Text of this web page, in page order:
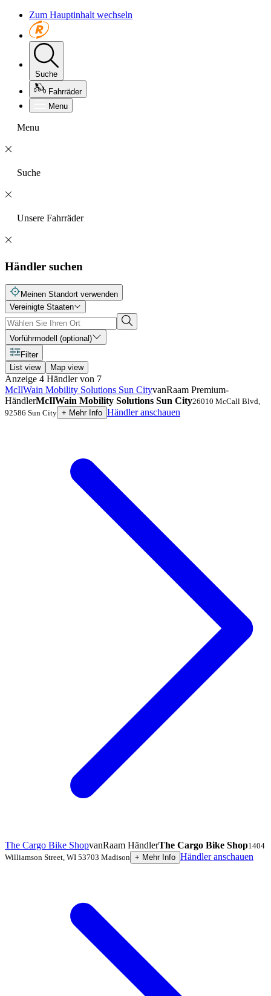
Zum Hauptinhalt wechseln
Suche
Fahrräder
Menu
Menu
Suche
Unsere Fahrräder
Händler suchen
Meinen Standort verwenden
Vereinigte Staaten
Vorführmodell (optional)
Filter
List view
Map view
Anzeige 4 Händler von 7
McIlWain Mobility Solutions Sun CityvanRaam Premium-
HändlerMcIlWain Mobility Solutions Sun City26010 McCall Blvd,
92586 Sun City + Mehr Info Händler anschauen
The Cargo Bike ShopvanRaam HändlerThe Cargo Bike Shop1404
Williamson Street WI 53703 Madison + Mehr Info Händler anschauen